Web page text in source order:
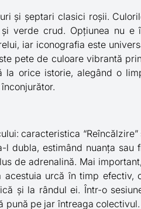
și șeptari clasici roșii.
verde crud. Opțiunea nu e
iar iconografia este
pete de culoare vibrantă
la orice istorie, alegând o
caracteristica
dubla, estimând nuanța sau
de adrenalină. Mai
urcă în timp efectiv,
și la rândul ei. Într-o
pe jar întreaga